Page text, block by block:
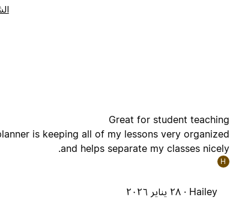
Great for student teaching
is keeping all of my lessons very organized
and helps separate my classes nicely.
H
Hailey · ٢٨ يناير ٢٠٢٦